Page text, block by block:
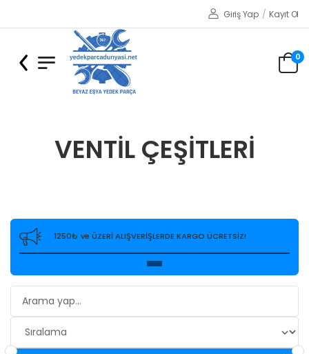
Giriş Yap / Kayıt Ol
0
VENTİL ÇEŞİTLERİ
1250₺ ve ÜZERİ ALIŞVERİŞLERDE KARGO ÜCRETSİZ!